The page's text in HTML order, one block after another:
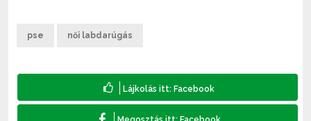
pse női labdarúgás